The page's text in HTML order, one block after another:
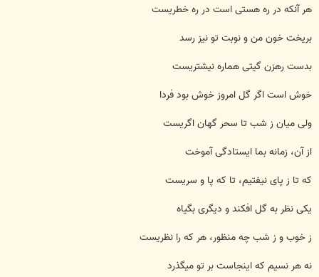
هر آنکه در ره هستی است در ره خطریست
بریخت خون من و نوبت تو نیز رسد
بدست رهزن گیتی هماره نیشتریست
خوش است اگر گل امروز خوش بود فردا
ولی میان ز شب تا سحر گهان اگریست
از آن، زمانه بما ایستادگی آموخت
که تا ز پای نیفتیم، تا که پا و سریست
یکی نظر به گل افکند و دیگری بگیاه
ز خوب و ز شب چه منظور، هر که را نظریست
نه هر نسیم که اینجاست بر تو میگذرد